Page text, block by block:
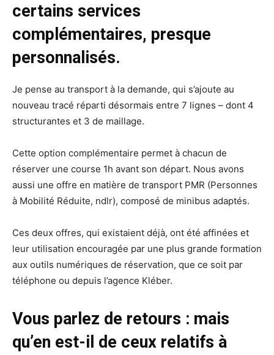
certains services
complémentaires, presque
personnalisés.
Je pense au transport à la demande, qui s’ajoute au
nouveau tracé réparti désormais entre 7 lignes – dont 4
structurantes et 3 de maillage.
Cette option complémentaire permet à chacun de
réserver une course 1h avant son départ. Nous avons
aussi une offre en matière de transport PMR (Personnes
à Mobilité Réduite, ndlr), composé de minibus adaptés.
Ces deux offres, qui existaient déjà, ont été affinées et
leur utilisation encouragée par une plus grande formation
aux outils numériques de réservation, que ce soit par
téléphone ou depuis l’agence Kléber.
Vous parlez de retours : mais
qu’en est-il de ceux relatifs à